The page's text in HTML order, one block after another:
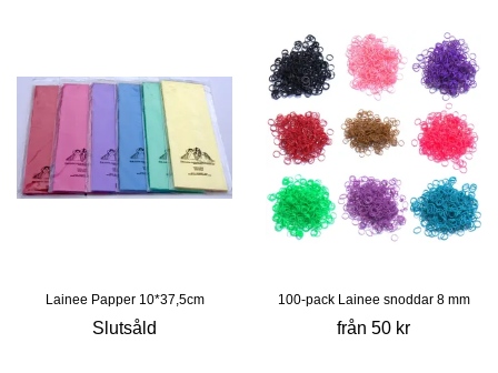
Lainee Papper 10*37,5cm
Slutsåld
100-pack Lainee snoddar 8 mm
från 50 kr